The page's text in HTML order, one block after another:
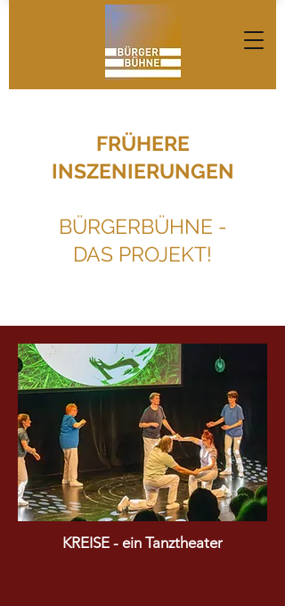
FRÜHERE
INSZENIERUNGEN
BÜRGERBÜHNE -
DAS PROJEKT!
KREISE - ein Tanztheater